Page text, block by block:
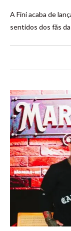
A Fini acaba de
sentidos dos fãs